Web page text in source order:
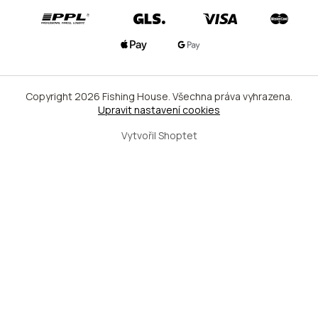
Vytvořil Shoptet
Copyright 2026 Fishing House. Všechna práva vyhrazena.
Upravit nastavení cookies